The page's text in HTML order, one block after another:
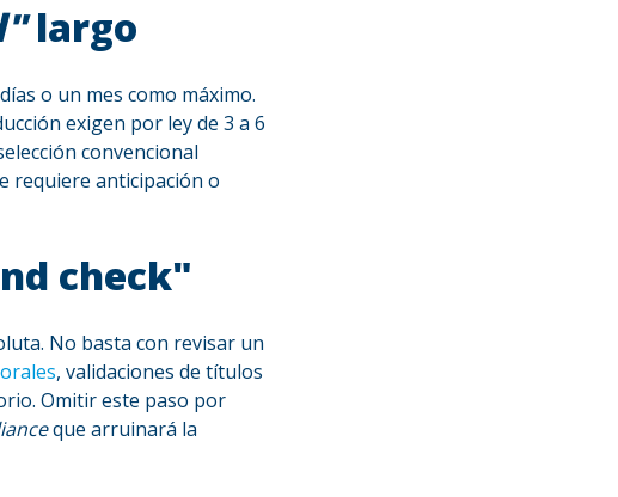
largo
o un mes como máximo.
exigen por ley de 3 a 6
convencional
requiere anticipación o
check"
No basta con revisar un
, validaciones de títulos
. Omitir este paso por
que arruinará la